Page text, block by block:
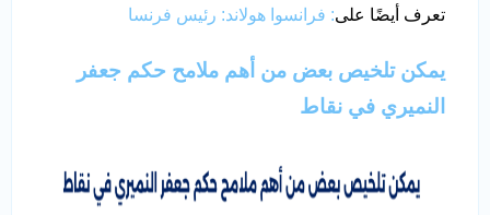
تعرف أيضًا على: فرانسوا هولاند: رئيس فرنسا
يمكن تلخيص بعض من أهم ملامح حكم جعفر
النميري في نقاط